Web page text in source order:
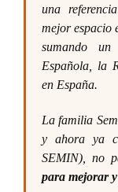
una
mejor espacio
sumando
Española, la
en España.
La familia
y ahora ya
SEMIN), no
para mejorar